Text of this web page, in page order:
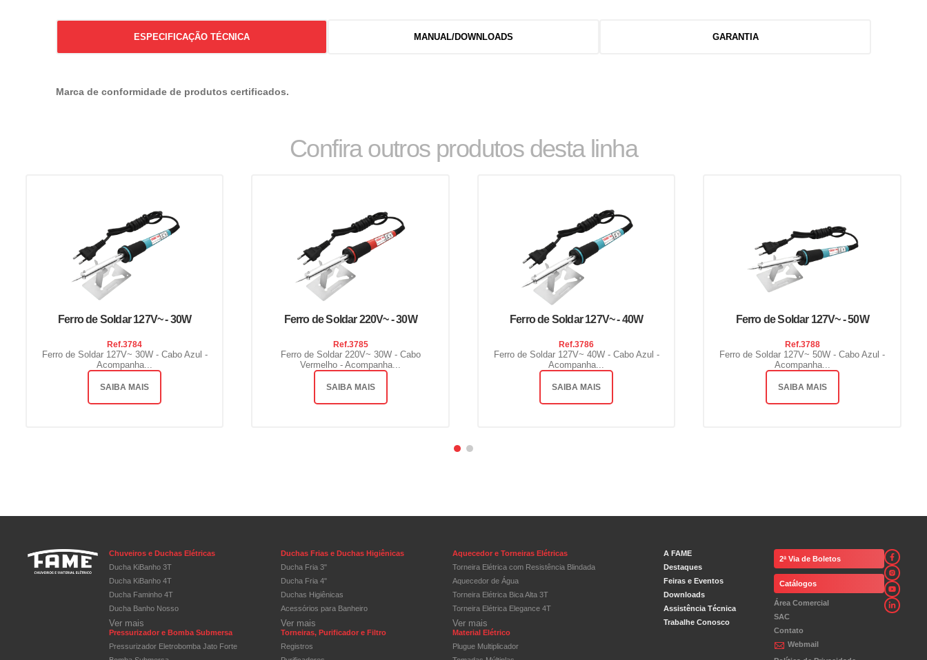
ESPECIFICAÇÃO TÉCNICA MANUAL/DOWNLOADS GARANTIA
Marca de conformidade de produtos certificados.
Confira outros produtos desta linha
Ferro de Soldar 127V~ - 30W
Ref.3784
Ferro de Soldar 127V~ 30W - Cabo Azul -
Acompanha...
SAIBA MAIS
Ferro de Soldar 220V~ - 30W
Ref.3785
Ferro de Soldar 220V~ 30W - Cabo
Vermelho - Acompanha...
SAIBA MAIS
Ferro de Soldar 127V~ - 40W
Ref.3786
Ferro de Soldar 127V~ 40W - Cabo Azul -
Acompanha...
SAIBA MAIS
Ferro de Soldar 127V~ - 50W
Ref.3788
Ferro de Soldar 127V~ 50W - Cabo Azul -
Acompanha...
SAIBA MAIS
Chuveiros e Duchas Elétricas
Ducha KiBanho 3T
Ducha KiBanho 4T
Ducha Faminho 4T
Ducha Banho Nosso
Ver mais
Duchas Frias e Duchas Higiênicas
Ducha Fria 3"
Ducha Fria 4"
Duchas Higiênicas
Acessórios para Banheiro
Ver mais
Aquecedor e Torneiras Elétricas
Torneira Elétrica com Resistência Blindada
Aquecedor de Água
Torneira Elétrica Bica Alta 3T
Torneira Elétrica Elegance 4T
Ver mais
Pressurizador e Bomba Submersa
Pressurizador Eletrobomba Jato Forte
Torneiras, Purificador e Filtro
Registros
Material Elétrico
Plugue Multiplicador
A FAME
Destaques
Feiras e Eventos
Downloads
Assistência Técnica
Trabalhe Conosco
2ª Via de Boletos
Catálogos
Área Comercial
SAC
Contato
Webmail